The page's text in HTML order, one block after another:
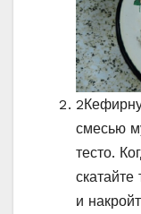
2
смесью
тесто.
и